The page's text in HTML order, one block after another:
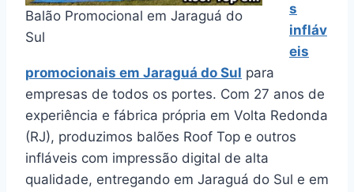
Balão Promocional em Jaraguá do
Sul
s
infláv
eis
promocionais em Jaraguá do Sul para
empresas de todos os portes. Com 27 anos de
experiência e fábrica própria em Volta Redonda
(RJ), produzimos balões Roof Top e outros
infláveis com impressão digital de alta
qualidade, entregando em Jaraguá do Sul e em